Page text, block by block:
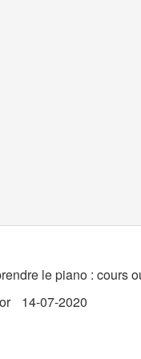
le piano : cours
14-07-2020